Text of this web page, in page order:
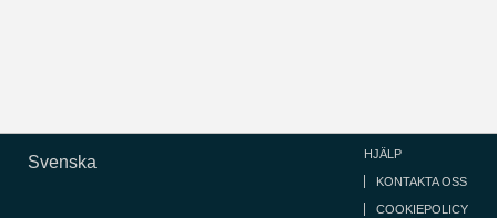
Svenska HJÄLP
KONTAKTA OSS
COOKIEPOLICY